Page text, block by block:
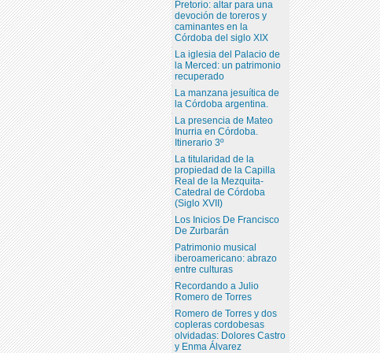
Pretorio: altar para una
devoción de toreros y
caminantes en la
Córdoba del siglo XIX
La iglesia del Palacio de
la Merced: un patrimonio
recuperado
La manzana jesuítica de
la Córdoba argentina.
La presencia de Mateo
Inurria en Córdoba.
Itinerario 3º
La titularidad de la
propiedad de la Capilla
Real de la Mezquita-
Catedral de Córdoba
(Siglo XVII)
Los Inicios De Francisco
De Zurbarán
Patrimonio musical
iberoamericano: abrazo
entre culturas
Recordando a Julio
Romero de Torres
Romero de Torres y dos
copleras cordobesas
olvidadas: Dolores Castro
y Enma Álvarez